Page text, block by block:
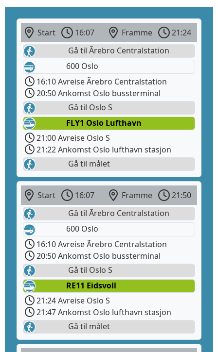
Start 16:07 Framme
21:24
Gå til Ãrebro Centralstation
600 Oslo
16:10 Avreise Ãrebro Centralstation
20:50 Ankomst Oslo bussterminal
Gå til Oslo S
FLY1 Oslo Lufthavn
21:00 Avreise Oslo S
21:22 Ankomst Oslo lufthavn stasjon
Gå til målet
Start 16:07 Framme
21:50
Gå til Ãrebro Centralstation
600 Oslo
16:10 Avreise Ãrebro Centralstation
20:50 Ankomst Oslo bussterminal
Gå til Oslo S
RE11 Eidsvoll
21:24 Avreise Oslo S
21:47 Ankomst Oslo lufthavn stasjon
Gå til målet